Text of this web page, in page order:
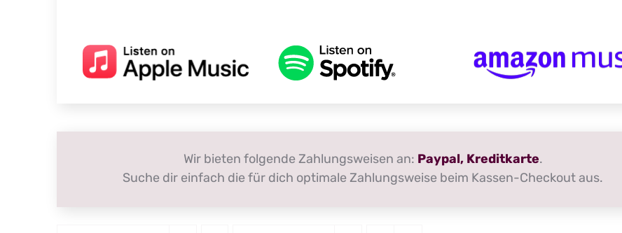
Wir bieten folgende Zahlungsweisen an: Paypal, Kreditkarte.
Suche dir einfach die für dich optimale Zahlungsweise beim Kassen-Checkout aus.